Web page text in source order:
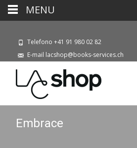
Telefono +41 91 980 02 82
E-mail lacshop@books-services.ch
Embrace
MENU